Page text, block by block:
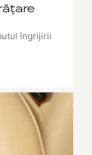
îngrijirii